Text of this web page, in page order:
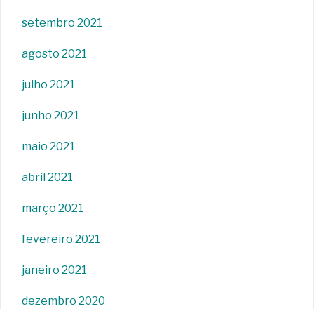
setembro 2021
agosto 2021
julho 2021
junho 2021
maio 2021
abril 2021
março 2021
fevereiro 2021
janeiro 2021
dezembro 2020